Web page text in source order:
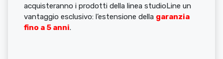
acquisteranno i prodotti della linea studioLine un
vantaggio esclusivo: l’estensione della garanzia
fino a 5 anni.